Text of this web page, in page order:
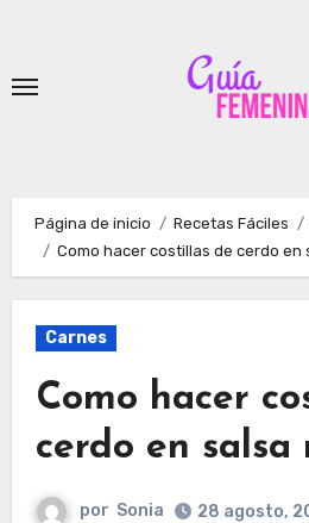
contenido
Página de inicio Recetas Fáciles
Como hacer costillas de cerdo en
Carnes
Como hacer
cerdo en salsa
por Sonia 28 agosto,